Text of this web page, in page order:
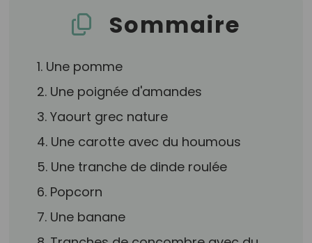
Sommaire
1. Une pomme
2. Une poignée d'amandes
3. Yaourt grec nature
4. Une carotte avec du houmous
5. Une tranche de dinde roulée
6. Popcorn
7. Une banane